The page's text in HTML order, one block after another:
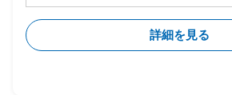
・製品の生い立ちやカスタマイズの
成管理ツール、プロセスが混在してい
・現状のソースコード管理状態やプロ
ら参画し、構成管理の標準プロセス
詳細を見る